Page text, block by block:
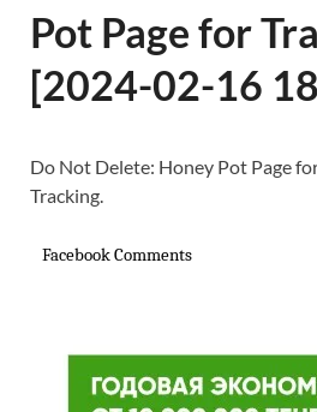
Pot Page for
[2024-02-16
Do Not Delete: Honey Pot Page
Tracking.
Facebook Comments